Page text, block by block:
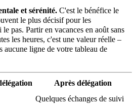
et sérénité. C'est le bénéfice le
le plus décisif pour les
pas. Partir en vacances en août sans
les heures, c'est une valeur réelle –
aucune ligne de votre tableau de
Après délégation
Quelques échanges de suivi